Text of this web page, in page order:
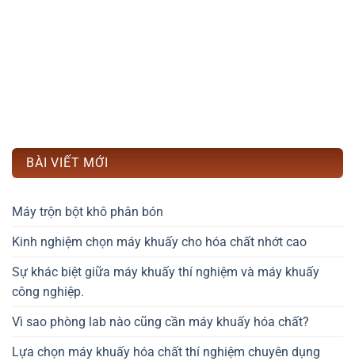
BÀI VIẾT MỚI
Máy trộn bột khô phân bón
Kinh nghiệm chọn máy khuấy cho hóa chất nhớt cao
Sự khác biệt giữa máy khuấy thí nghiệm và máy khuấy
công nghiệp.
Vì sao phòng lab nào cũng cần máy khuấy hóa chất?
Lựa chọn máy khuấy hóa chất thí nghiệm chuyên dụng